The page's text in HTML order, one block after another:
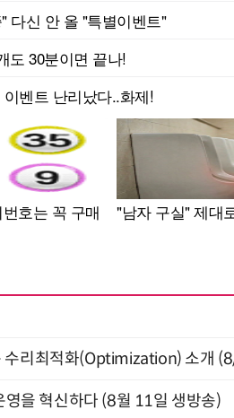
수리최적화(Optimization) 소개
영을 혁신하다 (8월 11일 생방송)